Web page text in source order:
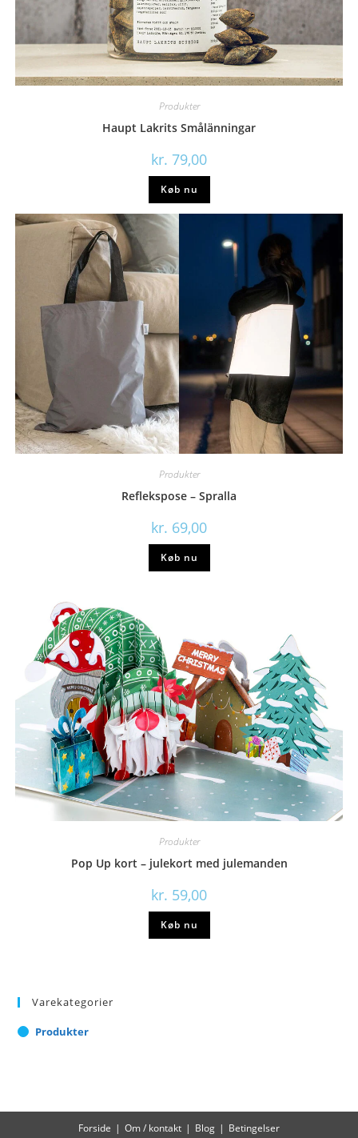
Produkter
Haupt Lakrits Smålänningar
kr. 79,00
Køb nu
Produkter
Reflekspose – Spralla
kr. 69,00
Køb nu
Produkter
Pop Up kort – julekort med julemanden
kr. 59,00
Køb nu
Varekategorier
Produkter
Forside Om / kontakt Blog Betingelser